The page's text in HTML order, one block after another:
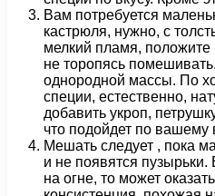
Вам потребуется
кастрюля, нужно, с
мелкий пламя, положите
не торопясь
однородной массы. По
специи, естественно,
добавить укроп,
что подойдет по вашему
Мешать следует , пока
и не появятся
на огне, то может